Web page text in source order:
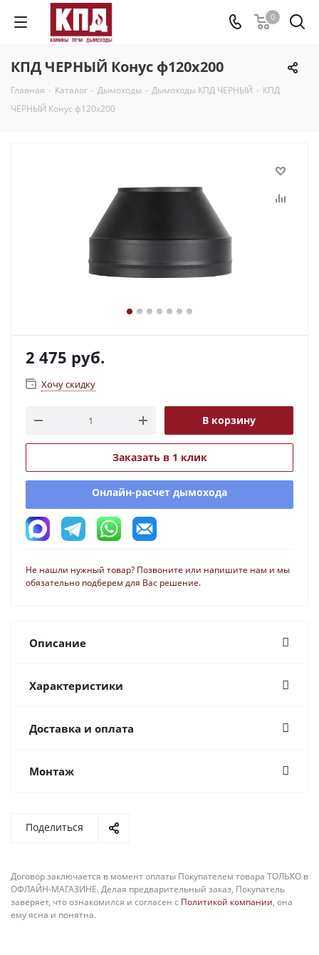
0
КПД ЧЕРНЫЙ Конус ф120х200
Главная - Каталог - Дымоходы - Дымоходы КПД ЧЕРНЫЙ - КПД
ЧЕРНЫЙ Конус ф120х200
2 475 руб.
Хочу скидку
В корзину
Заказать в 1 клик
Онлайн-расчет дымохода
Не нашли нужный товар? Позвоните или напишите нам и мы
обязательно подберем для Вас решение.
Описание
Характеристики
Доставка и оплата
Монтаж
Поделиться
Договор заключается в момент оплаты Покупателем товара ТОЛЬКО в
ОФЛАЙН-МАГАЗИНЕ. Делая предварительный заказ, Покупатель
заверяет, что ознакомился и согласен с Политикой компании, она
ему ясна и понятна.